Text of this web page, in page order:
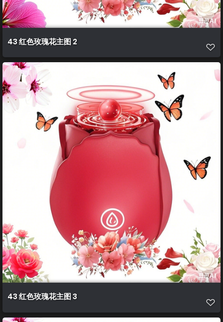
43 红色玫瑰花主图 2
43 红色玫瑰花主图 3